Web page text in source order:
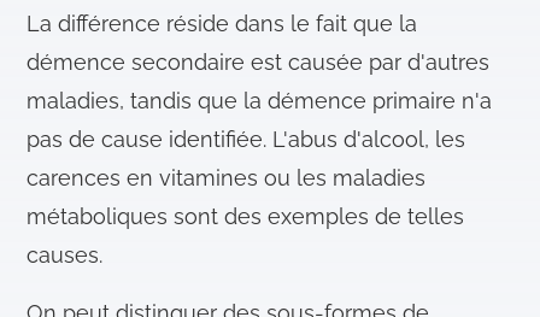
La différence réside dans le fait que la
démence secondaire est causée par d'autres
maladies, tandis que la démence primaire n'a
pas de cause identifiée. L'abus d'alcool, les
carences en vitamines ou les maladies
métaboliques sont des exemples de telles
causes.